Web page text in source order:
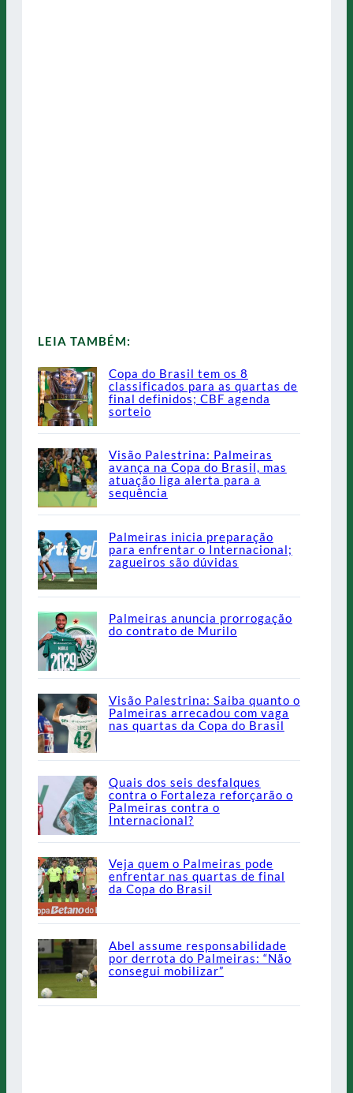
LEIA TAMBÉM:
Copa do Brasil tem os 8
classificados para as quartas de
final definidos; CBF agenda
sorteio
Visão Palestrina: Palmeiras
avança na Copa do Brasil, mas
atuação liga alerta para a
sequência
Palmeiras inicia preparação
para enfrentar o Internacional;
zagueiros são dúvidas
Palmeiras anuncia prorrogação
do contrato de Murilo
Visão Palestrina: Saiba quanto o
Palmeiras arrecadou com vaga
nas quartas da Copa do Brasil
Quais dos seis desfalques
contra o Fortaleza reforçarão o
Palmeiras contra o
Internacional?
Veja quem o Palmeiras pode
enfrentar nas quartas de final
da Copa do Brasil
Abel assume responsabilidade
por derrota do Palmeiras: “Não
consegui mobilizar”